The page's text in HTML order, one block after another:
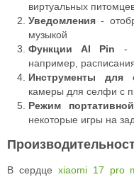
виртуальных
Уведомления -
музыкой
Функции AI Pin -
например,
Инструменты для
камеры для селфи с
Режим
некоторые игры на
В сердце xiaomi 17 pro